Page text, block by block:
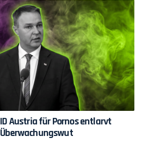
ID Austria für Pornos entlarvt
Überwachungswut